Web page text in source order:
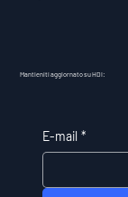
Mantieniti aggiornato su HDI:
E-mail *